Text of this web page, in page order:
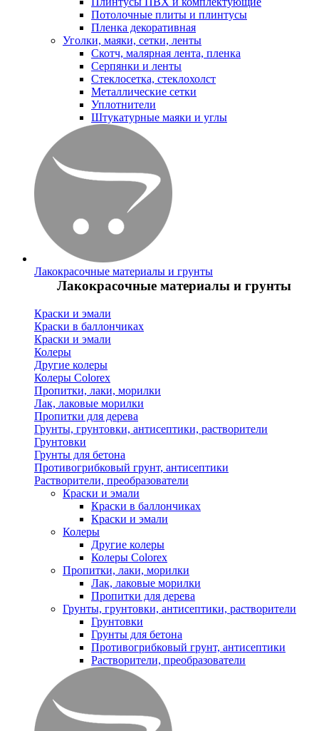
Потолочные плиты и плинтусы
Пленка декоративная
Уголки, маяки, сетки, ленты
Скотч, малярная лента, пленка
Серпянки и ленты
Стеклосетка, стеклохолст
Металлические сетки
Уплотнители
Штукатурные маяки и углы
Лакокрасочные материалы и грунты
Лакокрасочные материалы и грунты
Краски и эмали
Краски в баллончиках
Краски и эмали
Колеры
Другие колеры
Колеры Colorex
Пропитки, лаки, морилки
Лак, лаковые морилки
Пропитки для дерева
Грунты, грунтовки, антисептики, растворители
Грунтовки
Грунты для бетона
Противогрибковый грунт, антисептики
Растворители, преобразователи
Краски и эмали
Краски в баллончиках
Краски и эмали
Колеры
Другие колеры
Колеры Colorex
Пропитки, лаки, морилки
Лак, лаковые морилки
Пропитки для дерева
Грунты, грунтовки, антисептики, растворители
Грунтовки
Грунты для бетона
Противогрибковый грунт, антисептики
Растворители, преобразователи